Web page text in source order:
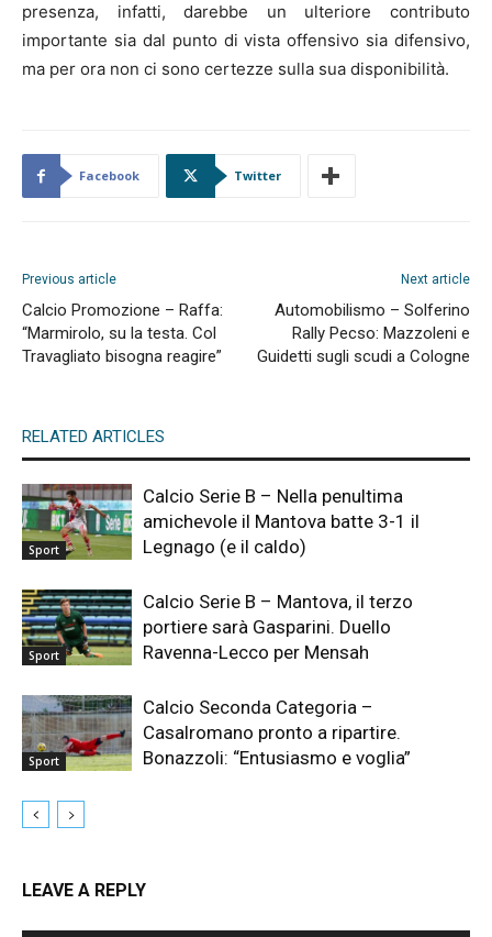
presenza, infatti, darebbe un ulteriore contributo
importante sia dal punto di vista offensivo sia difensivo,
ma per ora non ci sono certezze sulla sua disponibilità.
Facebook Twitter
Previous article
Calcio Promozione – Raffa:
“Marmirolo, su la testa. Col
Travagliato bisogna reagire”
Next article
Automobilismo – Solferino
Rally Pecso: Mazzoleni e
Guidetti sugli scudi a Cologne
RELATED ARTICLES
Sport
Calcio Serie B – Nella penultima
amichevole il Mantova batte 3-1 il
Legnago (e il caldo)
Sport
Calcio Serie B – Mantova, il terzo
portiere sarà Gasparini. Duello
Ravenna-Lecco per Mensah
Sport
Calcio Seconda Categoria –
Casalromano pronto a ripartire.
Bonazzoli: “Entusiasmo e voglia”
LEAVE A REPLY